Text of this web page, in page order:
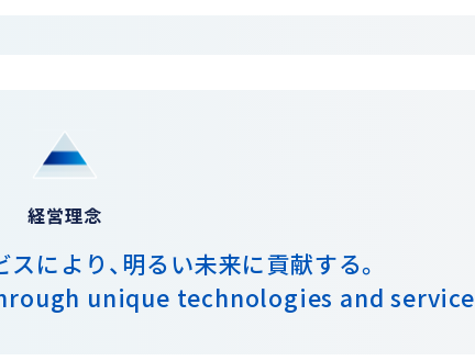
経営理念
により、明るい未来に貢献する。
unique technologies and